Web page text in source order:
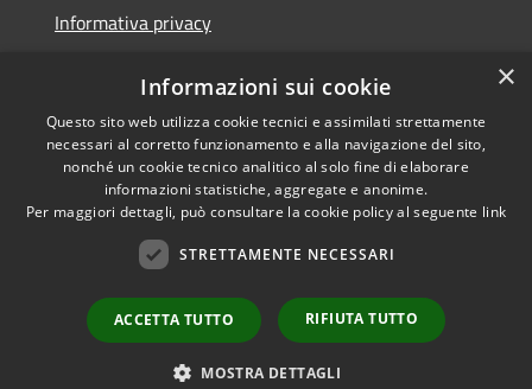
Informativa privacy
Dichiarazione di accessibilità
Piano di miglioramento
Copyright © 2026 • Città di
byMunicipium
Accesso
redazione
×
Informazioni sui cookie
Questo sito web utilizza cookie tecnici e assimilati strettamente
necessari al corretto funzionamento e alla navigazione del sito,
nonché un cookie tecnico analitico al solo fine di elaborare
informazioni statistiche, aggregate e anonime.
Per maggiori dettagli, può consultare la cookie policy al seguente link
STRETTAMENTE NECESSARI
ACCETTA TUTTO RIFIUTA TUTTO
MOSTRA DETTAGLI